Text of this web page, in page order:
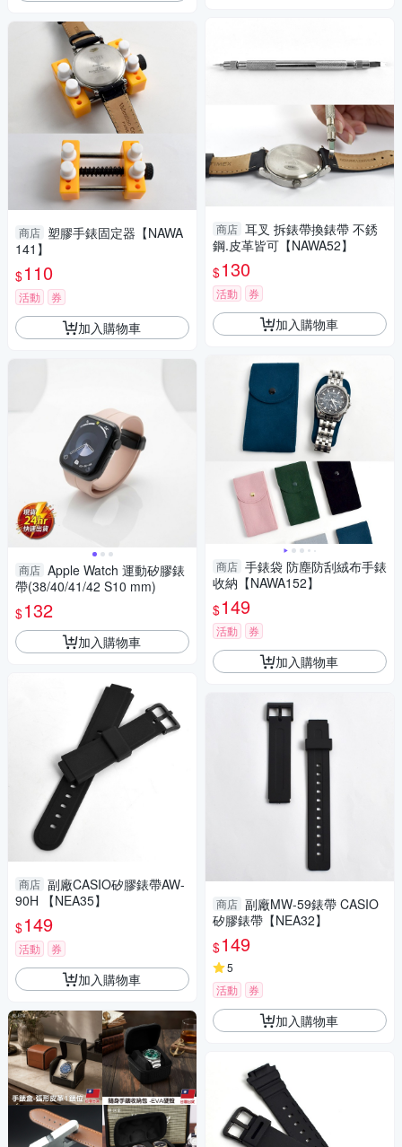
商店 塑膠手錶固定器【NAWA
141】
$110
活動 券
加入購物車
商店 Apple Watch 運動矽膠錶
帶(38/40/41/42 S10 mm)
$132
加入購物車
商店 副廠CASIO矽膠錶帶AW-
90H 【NEA35】
$149
活動 券
加入購物車
商店 耳叉 拆錶帶換錶帶 不銹
鋼.皮革皆可【NAWA52】
$130
活動 券
加入購物車
商店 手錶袋 防塵防刮絨布手錶
收納【NAWA152】
$149
活動 券
加入購物車
商店 副廠MW-59錶帶 CASIO
矽膠錶帶【NEA32】
$149
5
活動
券
加入購物車